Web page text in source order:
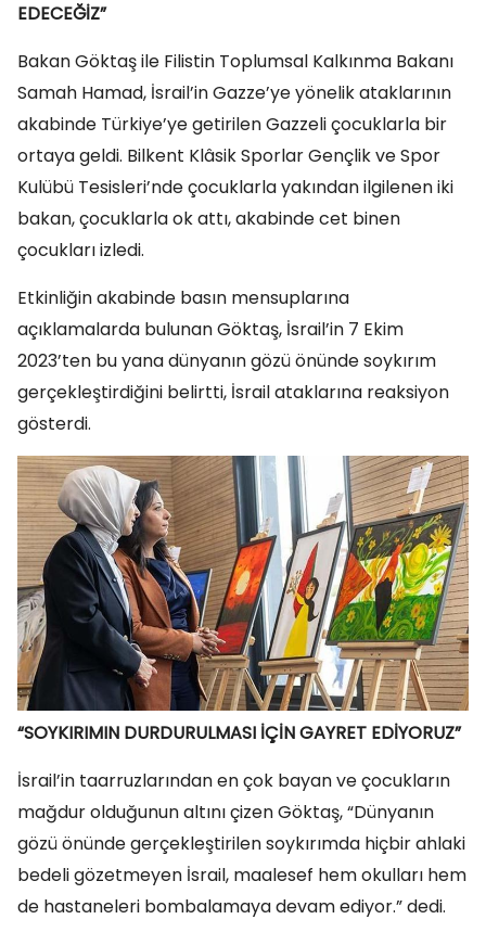
EDECEĞİZ”
Bakan Göktaş ile Filistin Toplumsal Kalkınma Bakanı
Samah Hamad, İsrail’in Gazze’ye yönelik ataklarının
akabinde Türkiye’ye getirilen Gazzeli çocuklarla bir
ortaya geldi. Bilkent Klâsik Sporlar Gençlik ve Spor
Kulübü Tesisleri’nde çocuklarla yakından ilgilenen iki
bakan, çocuklarla ok attı, akabinde cet binen
çocukları izledi.
Etkinliğin akabinde basın mensuplarına
açıklamalarda bulunan Göktaş, İsrail’in 7 Ekim
2023’ten bu yana dünyanın gözü önünde soykırım
gerçekleştirdiğini belirtti, İsrail ataklarına reaksiyon
gösterdi.
“SOYKIRIMIN DURDURULMASI İÇİN GAYRET EDİYORUZ”
İsrail’in taarruzlarından en çok bayan ve çocukların
mağdur olduğunun altını çizen Göktaş, “Dünyanın
gözü önünde gerçekleştirilen soykırımda hiçbir ahlaki
bedeli gözetmeyen İsrail, maalesef hem okulları hem
de hastaneleri bombalamaya devam ediyor.” dedi.